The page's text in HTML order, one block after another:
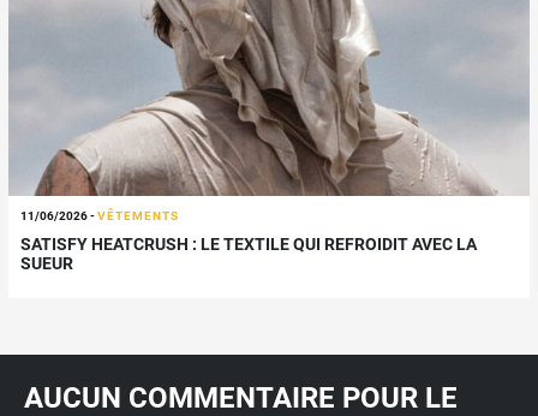
11/06/2026-VÊTEMENTS
SATISFY HEATCRUSH : LE TEXTILE QUI REFROIDIT AVEC LA
SUEUR
AUCUN COMMENTAIRE POUR LE